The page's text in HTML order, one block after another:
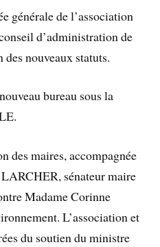
générale de l’association
d’administration de
nouveaux statuts.
bureau sous la
des maires, accompagnée
sénateur maire
Madame Corinne
L’association et
du soutien du ministre